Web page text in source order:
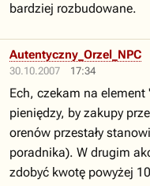
bardziej rozbudowane.
30.10.2007 17:34
Autentyczny_Orzel_NPC
Ech, czekam na
pieniędzy, by zakupy
orenów przestały
poradnika). W drugim
zdobyć kwotę powyżej